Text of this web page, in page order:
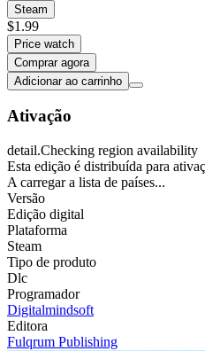
Steam
$1.99
Price watch
Comprar agora
Adicionar ao carrinho
Ativação
detail.Checking region availability
Esta edição é distribuída para
A carregar a lista de países...
Versão
Edição digital
Plataforma
Steam
Tipo de produto
Dlc
Programador
Digitalmindsoft
Editora
Fulqrum Publishing